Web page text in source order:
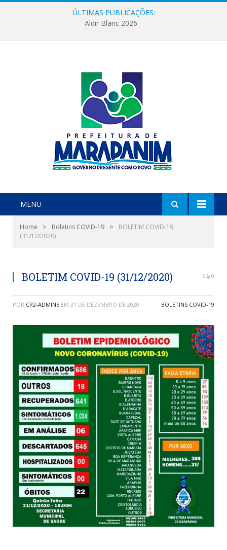
ÚLTIMAS PUBLICAÇÕES:
Aldir Blanc 2026
MENU
Home » Boletins COVID-19 »
BOLETIM COVID-19
(31/12/2020)
BOLETIM COVID-19 (31/12/2020) 0
POR CR2-ADMIN5 EM 31 DE DEZEMBRO DE 2020 BOLETINS COVID-19